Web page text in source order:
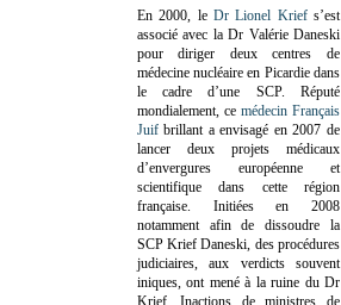
En 2000, le Dr Lionel Kriefs’est
associé avec la Dr Valérie Daneski
pour diriger deux centres de
médecine nucléaire en Picardie dans
le cadre d’une SCP. Réputé
mondialement, ce médecin Français
Juif brillant a envisagé en 2007 de
lancer deux projets médicaux
d’envergures européenne et
scientifique dans cette région
française. Initiées en 2008
notamment afin de dissoudre la
SCP Krief Daneski, des procédures
judiciaires, aux verdicts souvent
iniques, ont mené à la ruine du Dr
Krief.Inactions de ministres de